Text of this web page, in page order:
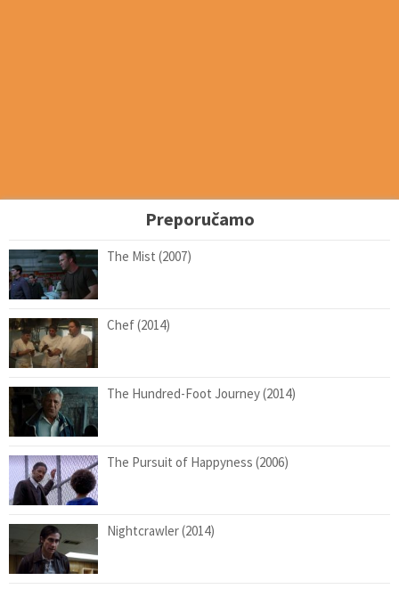
Preporučamo
The Mist (2007)
Chef (2014)
The Hundred-Foot Journey (2014)
The Pursuit of Happyness (2006)
Nightcrawler (2014)